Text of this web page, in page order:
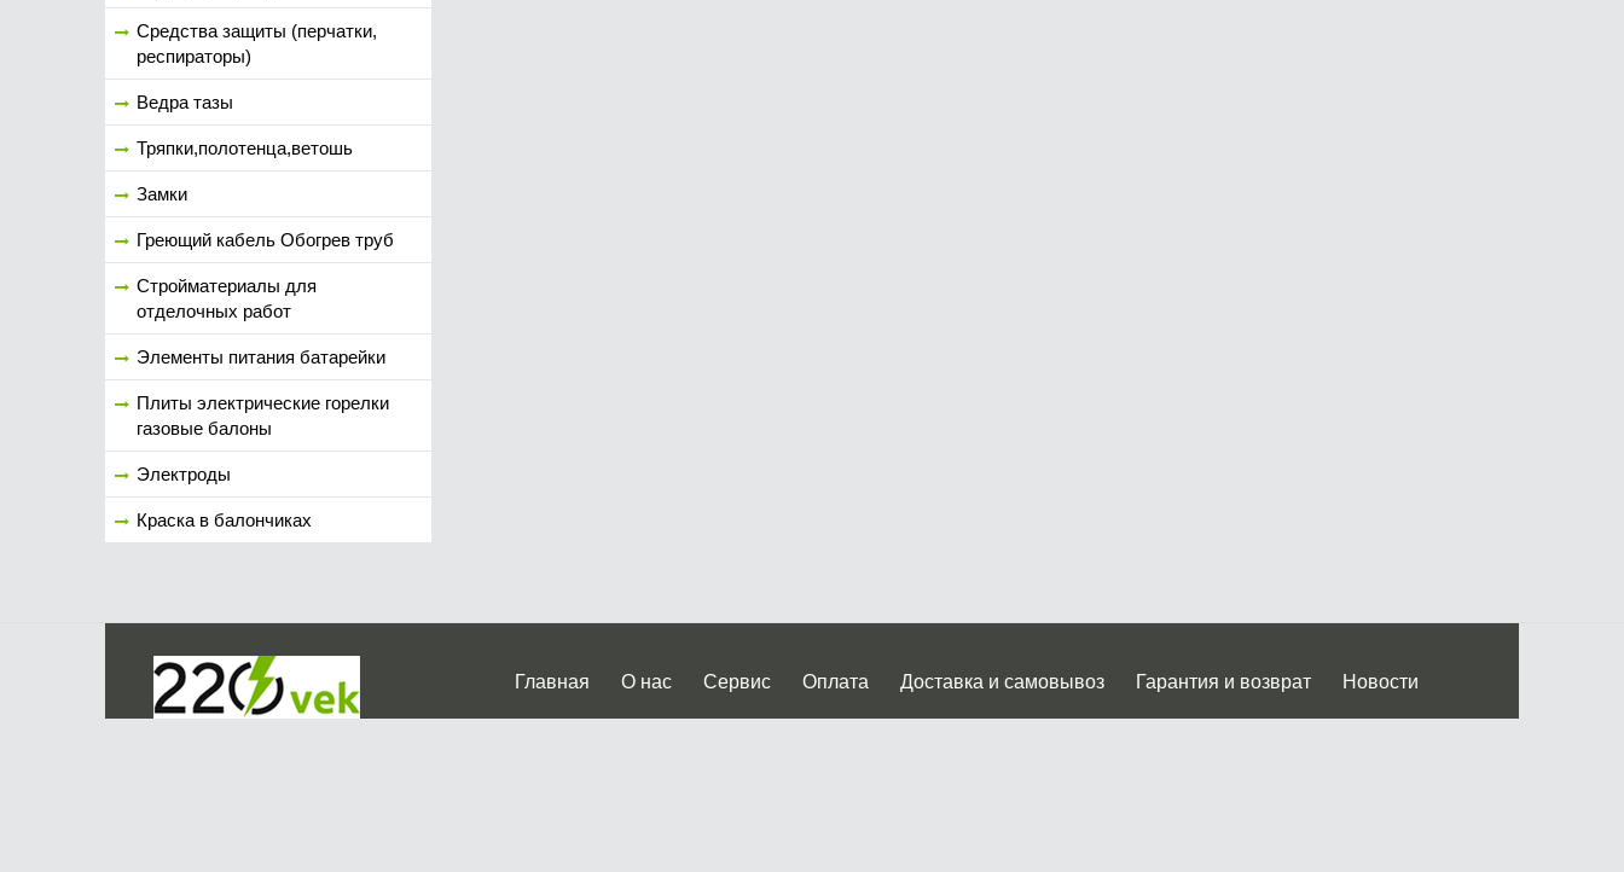
Средства защиты (перчатки,
респираторы)
Ведра тазы
Тряпки,полотенца,ветошь
Замки
Греющий кабель Обогрев труб
Стройматериалы для
отделочных работ
Элементы питания батарейки
Плиты электрические горелки
газовые балоны
Электроды
Краска в балончиках
Главная О нас Сервис Оплата Доставка и самовывоз Гарантия и возврат Новости